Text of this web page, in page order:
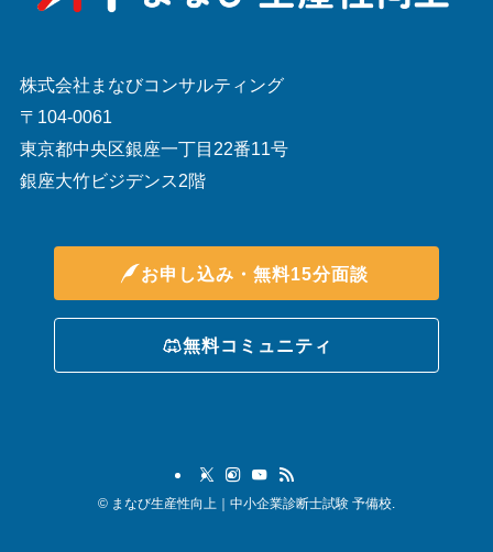
株式会社まなびコンサルティング
〒104-0061
東京都中央区銀座一丁目22番11号
銀座大竹ビジデンス2階
お申し込み・無料15分面談
無料コミュニティ
© まなび生産性向上｜中小企業診断士試験 予備校.